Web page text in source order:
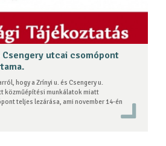
utcai csomópont
hogy a Zrínyi u. és Csengery u.
közműépítési munkálatok miatt
teljes lezárása, ami november 14-én